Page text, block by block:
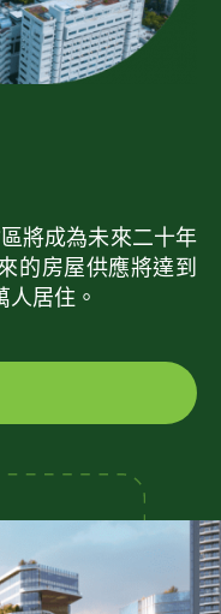
將成為未來二十年
的房屋供應將達到
人居住。